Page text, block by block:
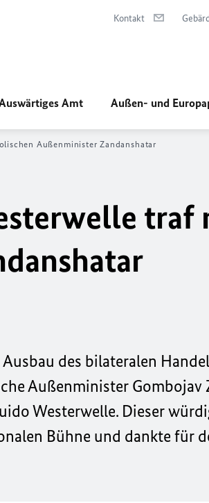
Kontakt
Amt Außen- und
Außenminister Zandanshatar
traf
des bilateralen
Außenminister Gombojav
Westerwelle. Dieser
Bühne und dankte für